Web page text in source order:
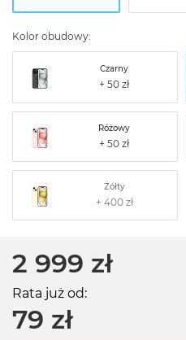
Kolor obudowy:
Czarny
Różowy
Żółty
2 999 zł
Rata już od:
79 zł